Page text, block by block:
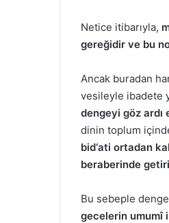
Netice itibarıyla,
gereğidir ve bu
Ancak buradan
vesileyle ibadete
dengeyi göz ardı
dinin toplum
bid‘ati ortadan
beraberinde
Bu sebeple
gecelerin umumî